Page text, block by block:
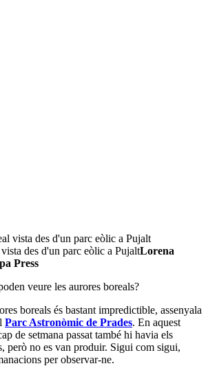
des d'un parc eòlic a PujaltLorena
Press
veure les aurores boreals?
boreals és bastant impredictible, assenyala
Parc Astronòmic de Prades. En aquest
de setmana passat també hi havia els
però no es van produir. Sigui com sigui,
per observar-ne.